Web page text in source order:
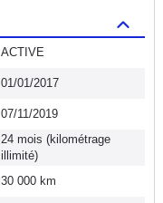
ACTIVE
01/01/2017
07/11/2019
24 mois (kilométrage
illimité)
30 000 km